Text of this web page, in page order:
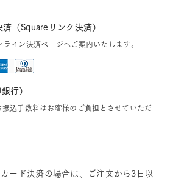
（Squareリンク決済）
イン決済ページへご案内いたします。
行）
込手数料はお客様のご負担とさせていただ
ード決済の場合は、ご注文から3日以